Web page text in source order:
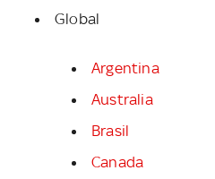
Global
Argentina
Australia
Brasil
Canada